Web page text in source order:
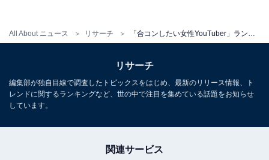
All About ニュース リサーチ
リサーチ
編集部が独自目線で調査したトピックスをはじめ、最新のリリース情報、ト
レンドに関するランキングなど、世の中で注目を集めている話題をお知らせ
しています。
関連サービス